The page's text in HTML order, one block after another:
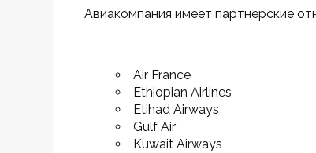
Авиакомпания имеет партнерские
Air France
Ethiopian Airlines
Etihad Airways
Gulf Air
Kuwait Airways